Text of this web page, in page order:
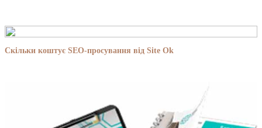
Скільки коштує SEO-просування від Site Ok